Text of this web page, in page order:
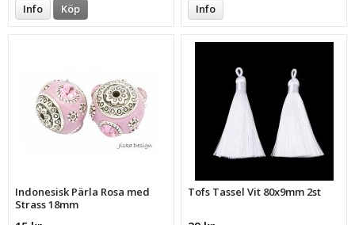
Info Köp Info
Indonesisk Pärla Rosa med
Strass 18mm
Tofs Tassel Vit 80x9mm 2st